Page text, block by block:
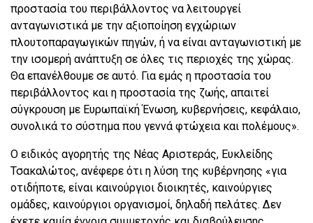
προστασία του περιβάλλοντος να λειτουργεί
ανταγωνιστικά με την αξιοποίηση εγχώριων
πλουτοπαραγωγικών πηγών, ή να είναι ανταγωνιστική με
την ισομερή ανάπτυξη σε όλες τις περιοχές της χώρας.
Θα επανέλθουμε σε αυτό. Για εμάς η προστασία του
περιβάλλοντος και η προστασία της ζωής, απαιτεί
σύγκρουση με Ευρωπαϊκή Ένωση, κυβερνήσεις, κεφάλαιο,
συνολικά το σύστημα που γεννά φτώχεια και πολέμους».
Ο ειδικός αγορητής της Νέας Αριστεράς, Ευκλείδης
Τσακαλώτος, ανέφερε ότι η λύση της κυβέρνησης «για
οτιδήποτε, είναι καινούργιοι διοικητές, καινούργιες
ομάδες, καινούργιοι οργανισμοί, δηλαδή πελάτες. Δεν